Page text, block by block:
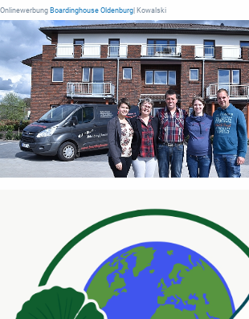
Onlinewerbung Boardinghouse Oldenburg | Kowalski